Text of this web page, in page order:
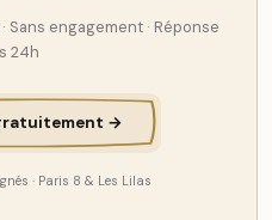
engagement · Réponse
24h
→
· Paris 8 & Les Lilas